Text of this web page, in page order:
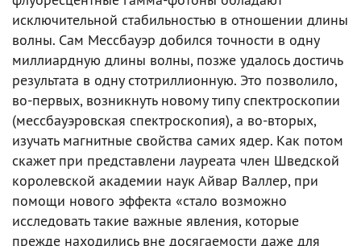
исключительной стабильностью в отношении длины
волны. Сам Мессбауэр добился точности в одну
миллиардную длины волны, позже удалось достичь
результата в одну стотриллионную. Это позволило,
во-первых, возникнуть новому типу спектроскопии
(мессбауэровская спектроскопия), а во-вторых,
изучать магнитные свойства самих ядер. Как потом
скажет при представлени лауреата член Шведской
королевской академии наук Айвар Валлер, при
помощи нового эффекта «стало возможно
исследовать такие важные явления, которые
прежде находились вне досягаемости даже для